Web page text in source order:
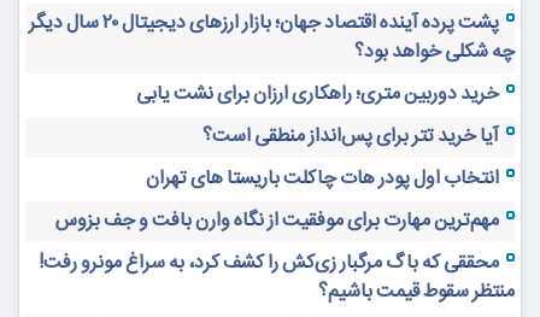
پشت پرده آینده اقتصاد جهان؛ بازار ارزهای دیجیتال ۲۰ سال دیگر
چه شکلی خواهد بود؟
خرید دوربین متری؛ راهکاری ارزان برای نشت یابی
آیا خرید تتر برای پس‌انداز منطقی است؟
انتخاب اول پودر هات چاکلت باریستا های تهران
مهم‌ترین مهارت برای موفقیت از نگاه وارن بافت و جف بزوس
محققی که باگ مرگبار زی‌کش را کشف کرد، به سراغ مونرو رفت!
منتظر سقوط قیمت باشیم؟